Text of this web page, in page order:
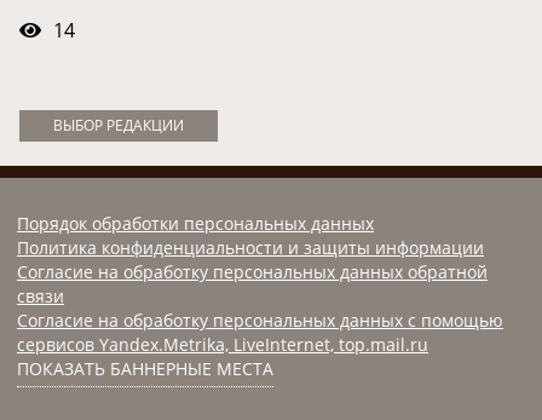
14
ВЫБОР РЕДАКЦИИ
Порядок обработки персональных данных
Политика конфиденциальности и защиты информации
Согласие на обработку персональных данных обратной
связи
Согласие на обработку персональных данных с помощью
сервисов Yandex.Metrika, LiveInternet, top.mail.ru
ПОКАЗАТЬ БАННЕРНЫЕ МЕСТА